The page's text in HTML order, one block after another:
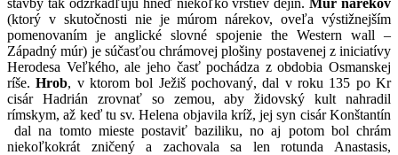
(ktorý v skutočnosti nie je múrom nárekov, oveľa výstižnejším
pomenovaním je anglické slovné spojenie the Western wall –
Západný múr) je súčasťou chrámovej plošiny postavenej z iniciatívy
Herodesa Veľkého, ale jeho časť pochádza z obdobia Osmanskej
ríše.Hrob, v ktorom bol Ježiš pochovaný, dal v roku 135 po Kr
cisár Hadrián zrovnať so zemou, aby židovský kult nahradil
rímskym, až keď tu sv. Helena objavila kríž, jej syn cisár Konštantín
dal na tomto mieste postaviť baziliku, no aj potom bol chrám
niekoľkokrát zničený a zachovala sa len rotunda Anastasis,